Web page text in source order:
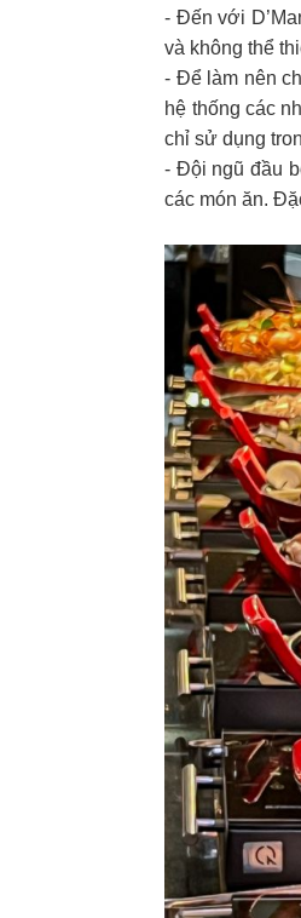
- Đến với
và không thể
- Để làm nên
hệ thống các
chỉ sử dụng
- Đội ngũ đầu
các món ăn.